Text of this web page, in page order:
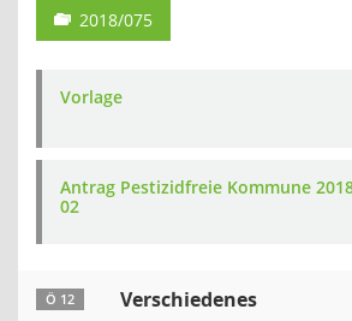
2018/075
Vorlage
Antrag Pestizidfreie Kommune
02
Ö 12 Verschiedenes